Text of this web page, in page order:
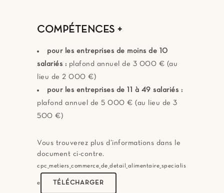
COMPÉTENCES +
pour les entreprises de moins de 10
salariés : plafond annuel de 3 000 € (au
lieu de 2 000 €)
pour les entreprises de 11 à 49 salariés :
plafond annuel de 5 000 € (au lieu de 3
500 €)
Vous trouverez plus d’informations dans le
document ci-contre.
cpc_metiers_commerce_de_detail_alimentaire_specialis
e TÉLÉCHARGER